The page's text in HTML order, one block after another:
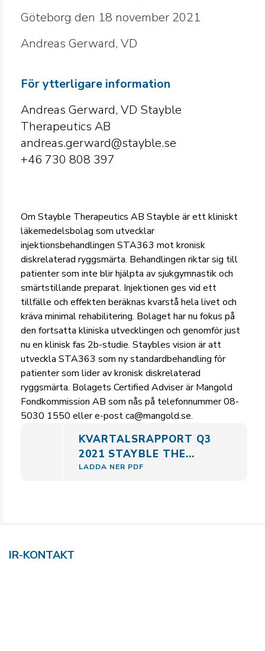
Göteborg den 18 november 2021
Andreas Gerward, VD
För ytterligare information
Andreas Gerward, VD Stayble
Therapeutics AB
andreas.gerward@stayble.se
+46 730 808 397
Om Stayble Therapeutics AB Stayble är ett kliniskt
läkemedelsbolag som utvecklar
injektionsbehandlingen STA363 mot kronisk
diskrelaterad ryggsmärta. Behandlingen riktar sig till
patienter som inte blir hjälpta av sjukgymnastik och
smärtstillande preparat. Injektionen ges vid ett
tillfälle och effekten beräknas kvarstå hela livet och
kräva minimal rehabilitering. Bolaget har nu fokus på
den fortsatta kliniska utvecklingen och genomför just
nu en klinisk fas 2b-studie. Staybles vision är att
utveckla STA363 som ny standardbehandling för
patienter som lider av kronisk diskrelaterad
ryggsmärta. Bolagets Certified Adviser är Mangold
Fondkommission AB som nås på telefonnummer 08-
5030 1550 eller e-post ca@mangold.se.
KVARTALSRAPPORT Q3
2021 STAYBLE THE...
LADDA NER PDF
IR-KONTAKT